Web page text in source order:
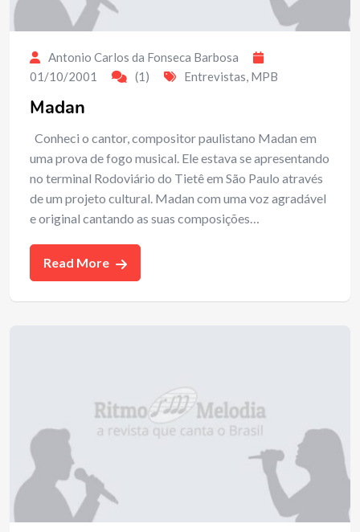
Antonio Carlos da Fonseca Barbosa
01/10/2001
(1) Entrevistas, MPB
Madan
Conheci o cantor, compositor paulistano Madan em
uma prova de fogo musical. Ele estava se apresentando
no terminal Rodoviário do Tietê em São Paulo através
de um projeto cultural. Madan com uma voz agradável
e original cantando as suas composições…
Read More